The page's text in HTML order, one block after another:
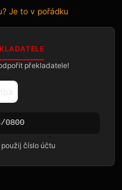
Je to v pořádku
překladatele!
0800
číslo účtu